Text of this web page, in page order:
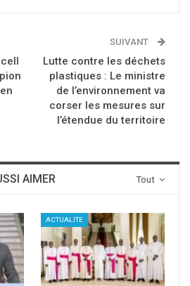
SUIVANT
Lutte contre les déchets
plastiques : Le ministre
de l’environnement va
corser les mesures sur
l’étendue du territoire
Tout
AIMER
ACTUALITE